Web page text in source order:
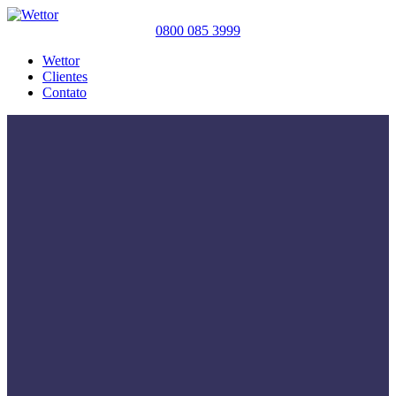
0800 085 3999
Wettor
Clientes
Contato